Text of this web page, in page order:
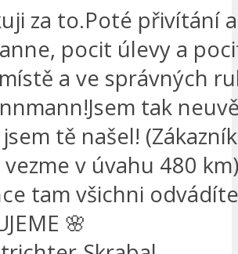
za to.Poté přivítání
pocit úlevy a
a ve správných
tak
tě našel!
v úvahu 480
tam všichni
🌸